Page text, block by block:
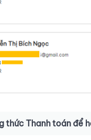
thức Thanh toán để